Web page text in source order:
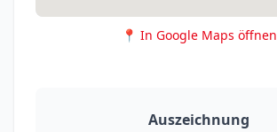
📍 In Google Maps öffnen
Auszeichnung